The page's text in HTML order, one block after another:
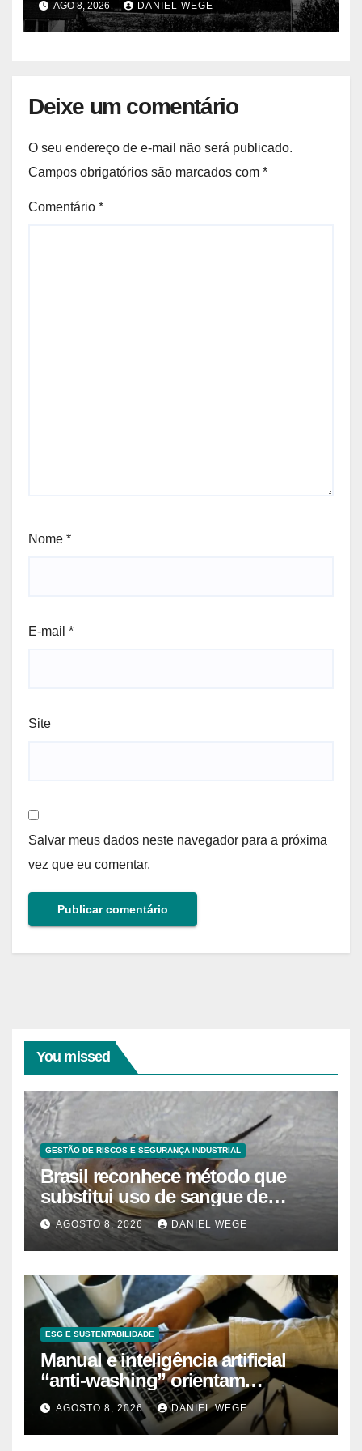
AGO 8, 2026 DANIEL WEGE
Deixe um comentário
O seu endereço de e-mail não será publicado.
Campos obrigatórios são marcados com *
Comentário *
Nome *
E-mail *
Site
Salvar meus dados neste navegador para a próxima
vez que eu comentar.
You missed
GESTÃO DE RISCOS E SEGURANÇA INDUSTRIAL
Brasil reconhece método que
substitui uso de sangue de
caranguejo-ferradura em testes
farmacêuticos
AGOSTO 8, 2026 DANIEL WEGE
ESG E SUSTENTABILIDADE
Manual e inteligência artificial
“anti-washing” orientam
empresas
AGOSTO 8, 2026 DANIEL WEGE